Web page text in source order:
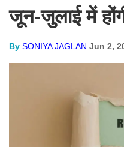
जून-जुलाई में
By SONIYA JAGLAN Jun 2,